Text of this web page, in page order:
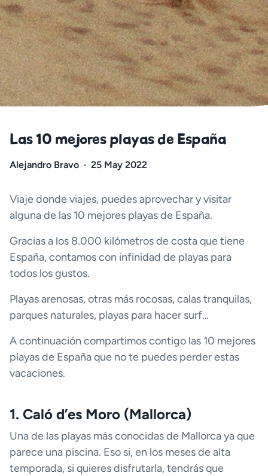
Las 10 mejores playas de España
Alejandro Bravo · 25 May 2022
Viaje donde viajes, puedes aprovechar y visitar
alguna de las 10 mejores playas de España.
Gracias a los 8.000 kilómetros de costa que tiene
España, contamos con infinidad de playas para
todos los gustos.
Playas arenosas, otras más rocosas, calas tranquilas,
parques naturales, playas para hacer surf…
A continuación compartimos contigo las 10 mejores
playas de España que no te puedes perder estas
vacaciones.
1. Caló d’es Moro (Mallorca)
Una de las playas más conocidas de Mallorca ya que
parece una piscina. Eso si, en los meses de alta
temporada, si quieres disfrutarla, tendrás que